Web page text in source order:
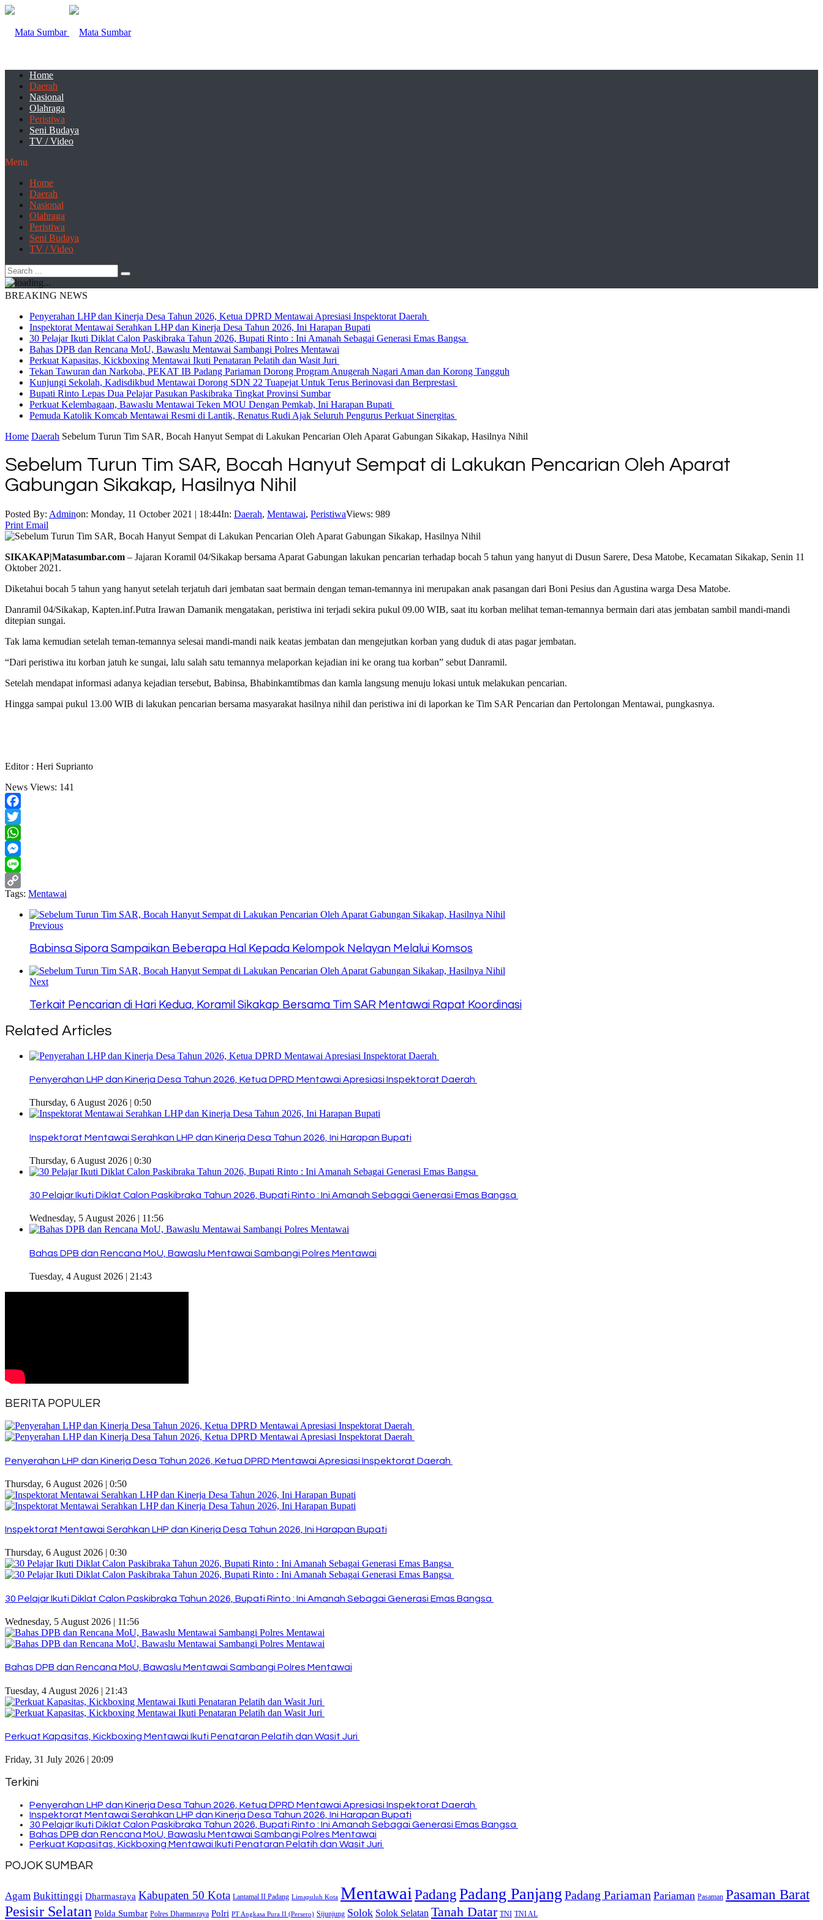
Home
Daerah
Nasional
Olahraga
Peristiwa
Seni Budaya
TV / Video
Menu
Home
Daerah
Nasional
Olahraga
Peristiwa
Seni Budaya
TV / Video
BREAKING NEWS
Penyerahan LHP dan Kinerja Desa Tahun 2026, Ketua DPRD Mentawai Apresiasi Inspektorat Daerah
Inspektorat Mentawai Serahkan LHP dan Kinerja Desa Tahun 2026, Ini Harapan Bupati
30 Pelajar Ikuti Diklat Calon Paskibraka Tahun 2026, Bupati Rinto : Ini Amanah Sebagai Generasi Emas Bangsa
Bahas DPB dan Rencana MoU, Bawaslu Mentawai Sambangi Polres Mentawai
Perkuat Kapasitas, Kickboxing Mentawai Ikuti Penataran Pelatih dan Wasit Juri
Tekan Tawuran dan Narkoba, PEKAT IB Padang Pariaman Dorong Program Anugerah Nagari Aman dan Korong Tangguh
Kunjungi Sekolah, Kadisdikbud Mentawai Dorong SDN 22 Tuapejat Untuk Terus Berinovasi dan Berprestasi
Bupati Rinto Lepas Dua Pelajar Pasukan Paskibraka Tingkat Provinsi Sumbar
Perkuat Kelembagaan, Bawaslu Mentawai Teken MOU Dengan Pemkab, Ini Harapan Bupati
Pemuda Katolik Komcab Mentawai Resmi di Lantik, Renatus Rudi Ajak Seluruh Pengurus Perkuat Sinergitas
Home Daerah Sebelum Turun Tim SAR, Bocah Hanyut Sempat di Lakukan Pencarian Oleh Aparat Gabungan Sikakap, Hasilnya Nihil
Sebelum Turun Tim SAR, Bocah Hanyut Sempat di Lakukan Pencarian Oleh Aparat
Gabungan Sikakap, Hasilnya Nihil
Posted By: Adminon: Monday, 11 October 2021 | 18:44In: Daerah, Mentawai, PeristiwaViews: 989
Print Email
SIKAKAP|Matasumbar.com – Jajaran Koramil 04/Sikakap bersama Aparat Gabungan lakukan pencarian terhadap bocah 5 tahun yang hanyut di Dusun Sarere, Desa Matobe, Kecamatan Sikakap, Senin 11
Oktober 2021.
Diketahui bocah 5 tahun yang hanyut setelah terjatuh dari jembatan saat bermain dengan teman-temannya ini merupakan anak pasangan dari Boni Pesius dan Agustina warga Desa Matobe.
Danramil 04/Sikakap, Kapten.inf.Putra Irawan Damanik mengatakan, peristiwa ini terjadi sekira pukul 09.00 WIB, saat itu korban melihat teman-temannya bermain dari atas jembatan sambil mandi-mandi
ditepian sungai.
Tak lama kemudian setelah teman-temannya selesai mandi-mandi naik keatas jembatan dan mengejutkan korban yang duduk di atas pagar jembatan.
“Dari peristiwa itu korban jatuh ke sungai, lalu salah satu temannya melaporkan kejadian ini ke orang tua korban” sebut Danramil.
Setelah mendapat informasi adanya kejadian tersebut, Babinsa, Bhabinkamtibmas dan kamla langsung menuju lokasi untuk melakukan pencarian.
Hingga sampai pukul 13.00 WIB di lakukan pencarian bersama masyarakat hasilnya nihil dan peristiwa ini di laporkan ke Tim SAR Pencarian dan Pertolongan Mentawai, pungkasnya.
Editor : Heri Suprianto
News Views: 141
Facebook
Twitter
WhatsApp
Messenger
Line
Copy
Link
Tags: Mentawai
Previous
Babinsa Sipora Sampaikan Beberapa Hal Kepada Kelompok Nelayan Melalui Komsos
Next
Terkait Pencarian di Hari Kedua, Koramil Sikakap Bersama Tim SAR Mentawai Rapat Koordinasi
Related Articles
Penyerahan LHP dan Kinerja Desa Tahun 2026, Ketua DPRD Mentawai Apresiasi Inspektorat Daerah
Thursday, 6 August 2026 | 0:50
Inspektorat Mentawai Serahkan LHP dan Kinerja Desa Tahun 2026, Ini Harapan Bupati
Thursday, 6 August 2026 | 0:30
30 Pelajar Ikuti Diklat Calon Paskibraka Tahun 2026, Bupati Rinto : Ini Amanah Sebagai Generasi Emas Bangsa
Wednesday, 5 August 2026 | 11:56
Bahas DPB dan Rencana MoU, Bawaslu Mentawai Sambangi Polres Mentawai
Tuesday, 4 August 2026 | 21:43
BERITA POPULER
Penyerahan LHP dan Kinerja Desa Tahun 2026, Ketua DPRD Mentawai Apresiasi Inspektorat Daerah
Thursday, 6 August 2026 | 0:50
Inspektorat Mentawai Serahkan LHP dan Kinerja Desa Tahun 2026, Ini Harapan Bupati
Thursday, 6 August 2026 | 0:30
30 Pelajar Ikuti Diklat Calon Paskibraka Tahun 2026, Bupati Rinto : Ini Amanah Sebagai Generasi Emas Bangsa
Wednesday, 5 August 2026 | 11:56
Bahas DPB dan Rencana MoU, Bawaslu Mentawai Sambangi Polres Mentawai
Tuesday, 4 August 2026 | 21:43
Perkuat Kapasitas, Kickboxing Mentawai Ikuti Penataran Pelatih dan Wasit Juri
Friday, 31 July 2026 | 20:09
Terkini
Penyerahan LHP dan Kinerja Desa Tahun 2026, Ketua DPRD Mentawai Apresiasi Inspektorat Daerah
Inspektorat Mentawai Serahkan LHP dan Kinerja Desa Tahun 2026, Ini Harapan Bupati
30 Pelajar Ikuti Diklat Calon Paskibraka Tahun 2026, Bupati Rinto : Ini Amanah Sebagai Generasi Emas Bangsa
Bahas DPB dan Rencana MoU, Bawaslu Mentawai Sambangi Polres Mentawai
Perkuat Kapasitas, Kickboxing Mentawai Ikuti Penataran Pelatih dan Wasit Juri
POJOK SUMBAR
Agam Bukittinggi Dharmasraya Kabupaten 50 Kota Lantamal II Padang Limapuluh Kota Mentawai PadangPadang Panjang Padang Pariaman Pariaman Pasaman Pasaman Barat
Pesisir Selatan Polda Sumbar Polres Dharmasraya Polri PT Angkasa Pura II (Persero) Sijunjung Solok Solok Selatan Tanah Datar TNI TNI AL